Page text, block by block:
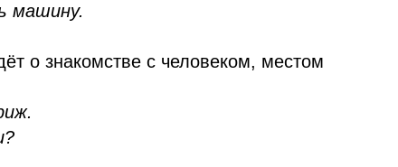
машину.
о знакомстве с человеком, местом